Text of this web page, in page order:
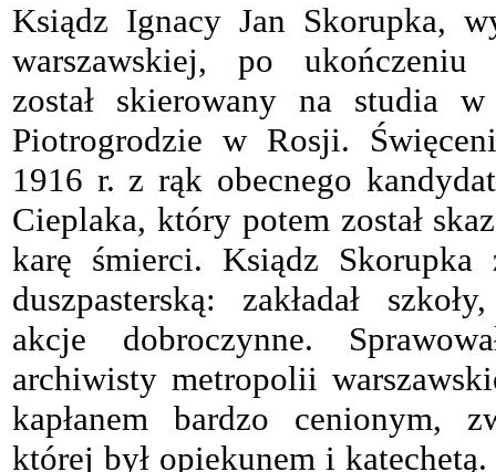
Ksiądz Ignacy Jan Skorupka,
warszawskiej, po ukończeniu
został skierowany na studia
Piotrogrodzie w Rosji.
1916 r. z rąk obecnego
Cieplaka, który potem został
karę śmierci. Ksiądz Skorupka
duszpasterską: zakładał
akcje dobroczynne.
archiwisty metropolii
kapłanem bardzo cenionym,
której był opiekunem i